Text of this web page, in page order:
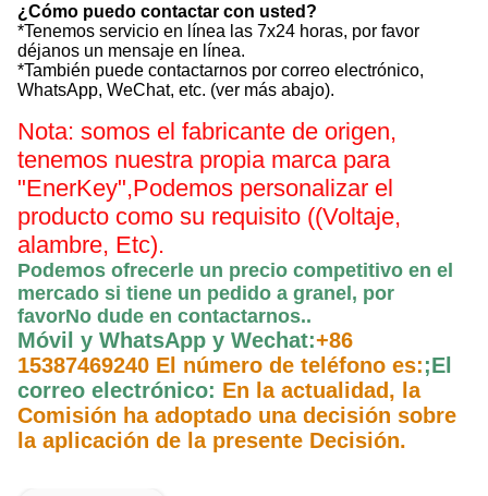
¿Cómo puedo contactar con usted?
*Tenemos servicio en línea las 7x24 horas, por favor
déjanos un mensaje en línea.
*También puede contactarnos por correo electrónico,
WhatsApp, WeChat, etc. (ver más abajo).
Nota: somos el fabricante de origen,
tenemos nuestra propia marca para
"EnerKey",Podemos personalizar el
producto como su requisito ((Voltaje,
alambre, Etc).
Podemos ofrecerle un precio competitivo en el
mercado si tiene un pedido a granel, por
favorNo dude en contactarnos..
Móvil y WhatsApp y Wechat:+86
15387469240 El número de teléfono es:;El
correo electrónico: En la actualidad, la
Comisión ha adoptado una decisión sobre
la aplicación de la presente Decisión.